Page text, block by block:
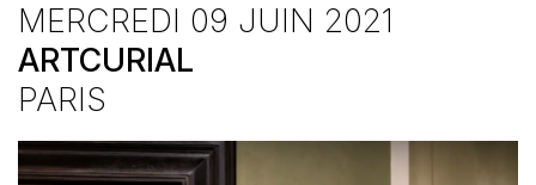
MERCREDI 09 JUIN 2021
ARTCURIAL
PARIS